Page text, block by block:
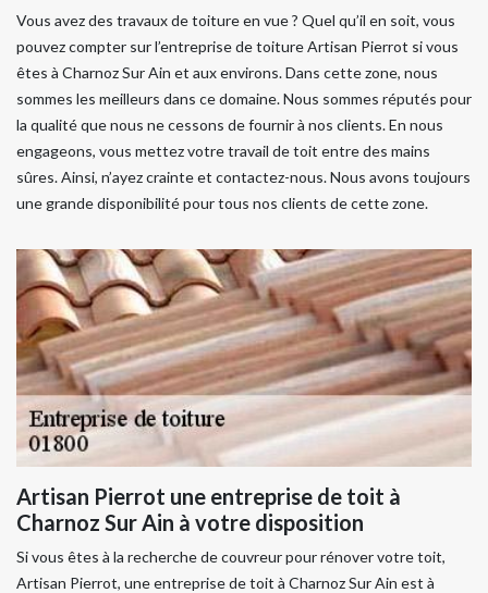
Vous avez des travaux de toiture en vue ? Quel qu’il en soit, vous
pouvez compter sur l’entreprise de toiture Artisan Pierrot si vous
êtes à Charnoz Sur Ain et aux environs. Dans cette zone, nous
sommes les meilleurs dans ce domaine. Nous sommes réputés pour
la qualité que nous ne cessons de fournir à nos clients. En nous
engageons, vous mettez votre travail de toit entre des mains
sûres. Ainsi, n’ayez crainte et contactez-nous. Nous avons toujours
une grande disponibilité pour tous nos clients de cette zone.
Artisan Pierrot une entreprise de toit à
Charnoz Sur Ain à votre disposition
Si vous êtes à la recherche de couvreur pour rénover votre toit,
Artisan Pierrot, une entreprise de toit à Charnoz Sur Ain est à